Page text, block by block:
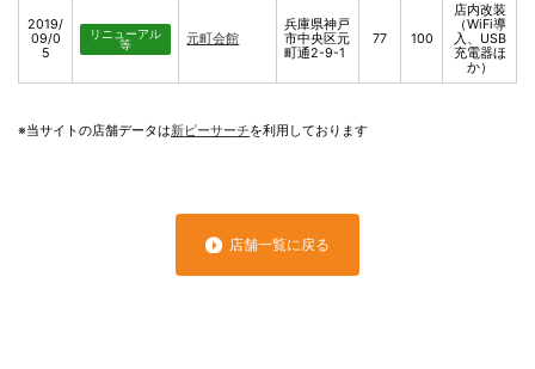
2019/
09/0
5
リニューアル
等
元町会館
兵庫県神戸
市中央区元
町通2-9-1
77 100
店内改装
（WiFi導
入、USB
充電器ほ
か）
※当サイトの店舗データは新ピーサーチを利用しております
店舗一覧に戻る